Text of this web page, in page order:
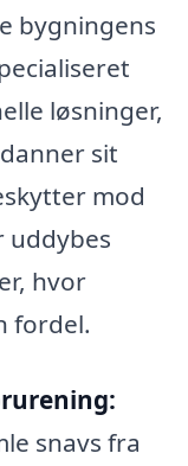
bygningens
løsninger,
sit
mod
uddybes
hvor
fordel.
snavs fra